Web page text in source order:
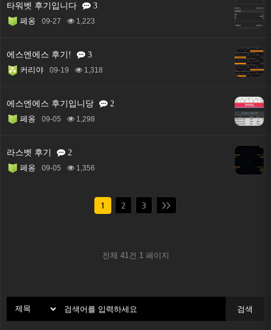
타워벳 후기입니다
3
페옹
09-27 1,223
에스엔에스 후기!
3
커리야
09-19 1,318
에스엔에스 후기입니당
2
페옹
09-05 1,298
라스벳 후기
2
페옹
09-05 1,356
1 2 3 >>
전체 41건 1 페이지
검색